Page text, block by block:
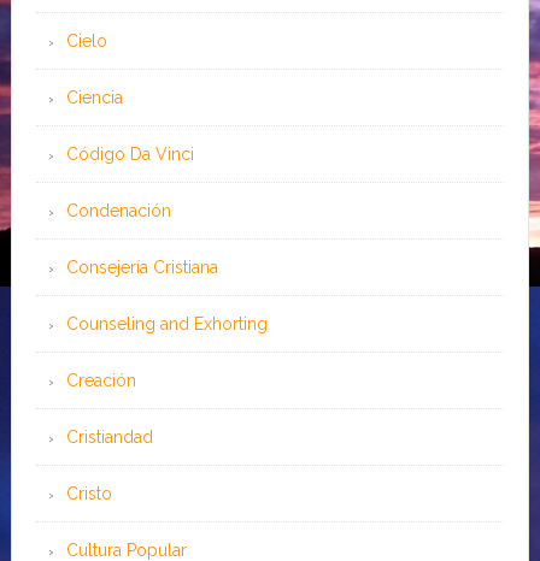
Cielo
Ciencia
Código Da Vinci
Condenación
Consejería Cristiana
Counseling and Exhorting
Creación
Cristiandad
Cristo
Cultura Popular